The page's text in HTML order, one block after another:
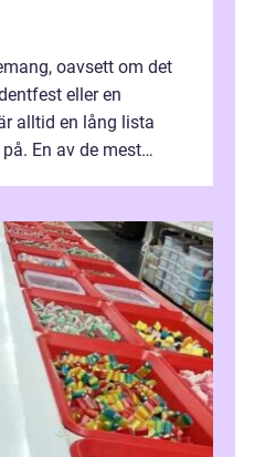
oavsett om det
eller en
alltid en lång lista
En av de mest